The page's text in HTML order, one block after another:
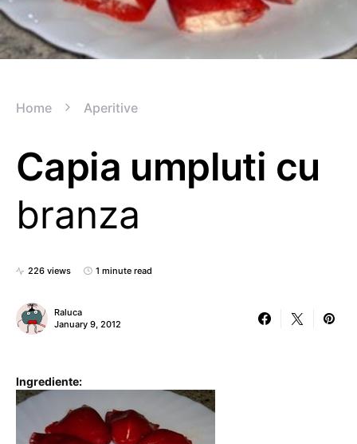
Home Aperitive
Capia umpluti cu
branza
226 views 1 minute read
Raluca
January 9, 2012
Ingrediente: